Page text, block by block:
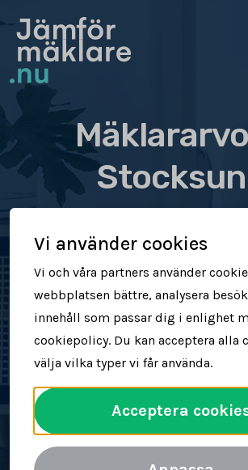
i arvode
Jämför mäklararvoden
Se vad mäklare tar för att
bostad
Spara tid och pengar
Jämför
Vi använder cookies
Vi och våra partners använder
webbplatsen bättre, analysera
innehåll som passar dig i enlighet
cookiepolicy. Du kan acceptera alla
välja vilka typer vi får använda.
Acceptera